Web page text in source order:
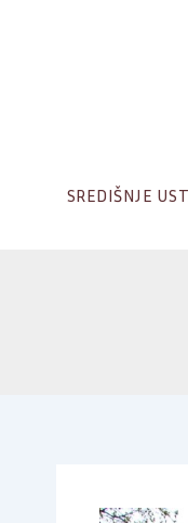
SREDIŠNJE